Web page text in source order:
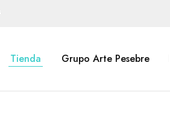
Tienda Grupo Arte Pesebre